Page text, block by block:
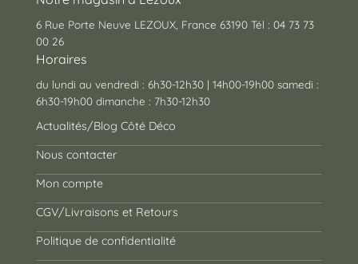
6 Rue Porte Neuve LEZOUX, France 63190 Tél : 04 73 73
00 26
Horaires
du lundi au vendredi : 6h30-12h30 | 14h00-19h00 samedi :
6h30-19h00 dimanche : 7h30-12h30
Actualités/Blog Côté Déco
Nous contacter
Mon compte
CGV/Livraisons et Retours
Politique de confidentialité